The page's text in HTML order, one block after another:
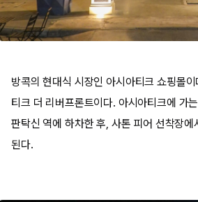
방콕의 현대식 시장인 아시아티크 쇼핑몰
티크 더 리버프론트이다. 아시아티크에 가
판탁신 역에 하차한 후, 사톤 피어 선착장에
된다.